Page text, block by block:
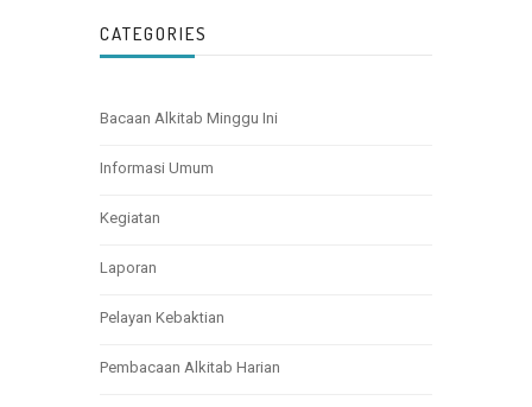
CATEGORIES
Bacaan Alkitab Minggu Ini
Informasi Umum
Kegiatan
Laporan
Pelayan Kebaktian
Pembacaan Alkitab Harian